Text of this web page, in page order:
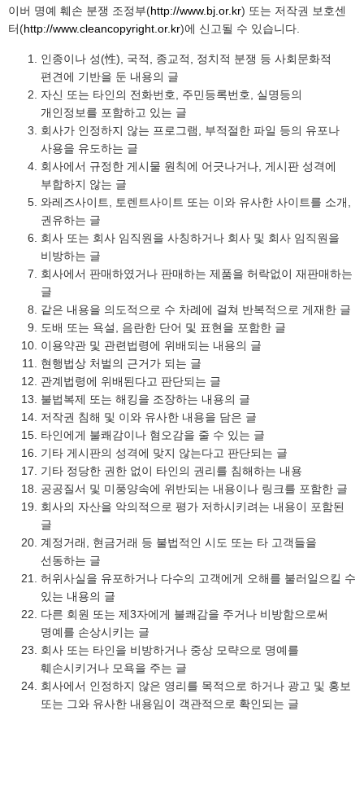
이버 명예 훼손 분쟁 조정부(http://www.bj.or.kr) 또는 저작권 보호센
터(http://www.cleancopyright.or.kr)에 신고될 수 있습니다.
인종이나 성(性), 국적, 종교적, 정치적 분쟁 등 사회문화적
편견에 기반을 둔 내용의 글
자신 또는 타인의 전화번호, 주민등록번호, 실명등의
개인정보를 포함하고 있는 글
회사가 인정하지 않는 프로그램, 부적절한 파일 등의 유포나
사용을 유도하는 글
회사에서 규정한 게시물 원칙에 어긋나거나, 게시판 성격에
부합하지 않는 글
와레즈사이트, 토렌트사이트 또는 이와 유사한 사이트를 소개,
권유하는 글
회사 또는 회사 임직원을 사칭하거나 회사 및 회사 임직원을
비방하는 글
회사에서 판매하였거나 판매하는 제품을 허락없이 재판매하는
글
같은 내용을 의도적으로 수 차례에 걸쳐 반복적으로 게재한 글
도배 또는 욕설, 음란한 단어 및 표현을 포함한 글
이용약관 및 관련법령에 위배되는 내용의 글
현행법상 처벌의 근거가 되는 글
관계법령에 위배된다고 판단되는 글
불법복제 또는 해킹을 조장하는 내용의 글
저작권 침해 및 이와 유사한 내용을 담은 글
타인에게 불쾌감이나 혐오감을 줄 수 있는 글
기타 게시판의 성격에 맞지 않는다고 판단되는 글
기타 정당한 권한 없이 타인의 권리를 침해하는 내용
공공질서 및 미풍양속에 위반되는 내용이나 링크를 포함한 글
회사의 자산을 악의적으로 평가 저하시키려는 내용이 포함된
글
계정거래, 현금거래 등 불법적인 시도 또는 타 고객들을
선동하는 글
허위사실을 유포하거나 다수의 고객에게 오해를 불러일으킬 수
있는 내용의 글
다른 회원 또는 제3자에게 불쾌감을 주거나 비방함으로써
명예를 손상시키는 글
회사 또는 타인을 비방하거나 중상 모략으로 명예를
훼손시키거나 모욕을 주는 글
회사에서 인정하지 않은 영리를 목적으로 하거나 광고 및 홍보
또는 그와 유사한 내용임이 객관적으로 확인되는 글